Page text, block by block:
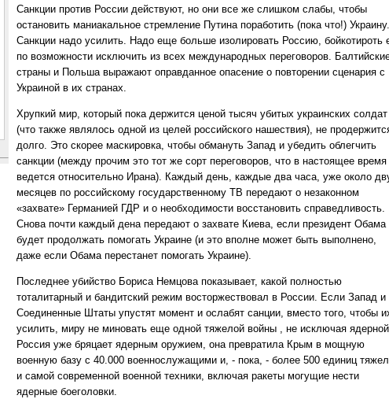
Санкции против России действуют, но они все же слишком слабы, чтобы
остановить маниакальное стремление Путина поработить (пока что!) Украину.
Санкции надо усилить. Надо еще больше изолировать Россию, бойкотироть
по возможности исключить из всех международных переговоров.
страны и Польша выражают оправданное опасение о повторении сценария с
Украиной в их странах.
Хрупкий мир, который пока держится ценой тысяч убитых украинских солдат
(что также являлось одной из целей российского нашествия), не
долго. Это скорее маскировка, чтобы обмануть Запад и убедить облегчить
санкции (между прочим это тот же сорт переговоров, что в настоящее время
ведется относительно Ирана). Каждый день, каждые два часа, уже около
месяцев по российскому государственному ТВ передают о незаконном
«захвате» Германией ГДР и о необходимости восстановить справедливость.
Снова почти каждый дена передают о захвате Киева, если президент Обама
будет продолжать помогать Украине (и это вполне может быть выполнено,
даже если Обама перестанет помогать Украине).
Последнее убийство Бориса Немцова показывает, какой полностью
тоталитарный и бандитский режим восторжествовал в России. Если Запад и
Соединенные Штаты упустят момент и ослабят санции, вместо того, чтобы
усилить, миру не миновать еще одной тяжелой войны , не исключая
Россия уже бряцает ядерным оружием, она превратила Крым в мощную
военную базу с 40.000 военнослужащими и, - пока, - более 500 единиц
и самой современной военной техники, включая ракеты могущие нести
ядерные боеголовки.